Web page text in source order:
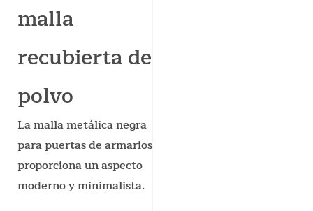
malla
recubierta de
polvo
La malla metálica negra
para puertas de armarios
proporciona un aspecto
moderno y minimalista.